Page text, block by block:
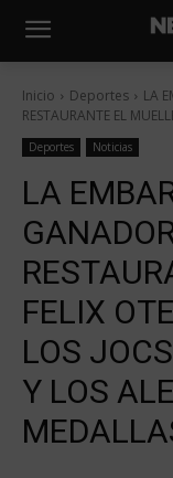
Inicio Deportes
LA
RESTAURANTE EL
Deportes Noticias
LA
FELIX
LOS
Y LOS